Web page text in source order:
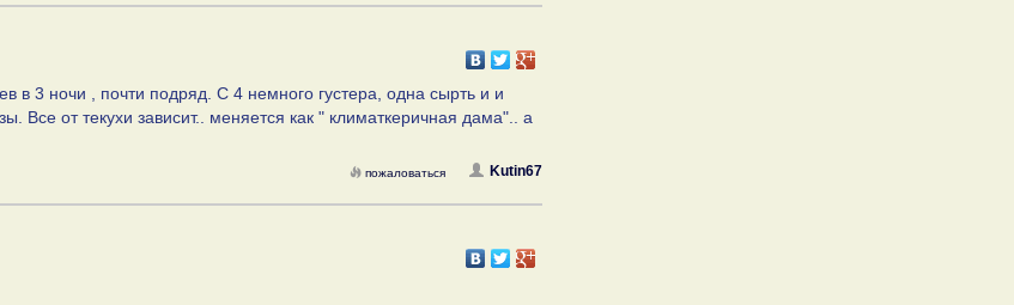
в 3 ночи , почти подряд. С 4 немного густера, одна сырть и и
Все от текухи зависит.. меняется как " климаткеричная дама".. а
Kutin67
пожаловаться